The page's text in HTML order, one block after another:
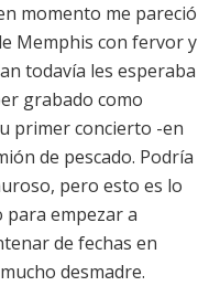
momento me pareció
Memphis con fervor y
todavía les esperaba
grabado como
primer concierto -en
de pescado. Podría
pero esto es lo
para empezar a
de fechas en
desmadre.